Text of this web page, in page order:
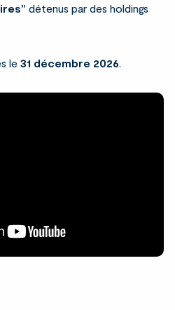
détenus par des holdings
le 31 décembre 2026.